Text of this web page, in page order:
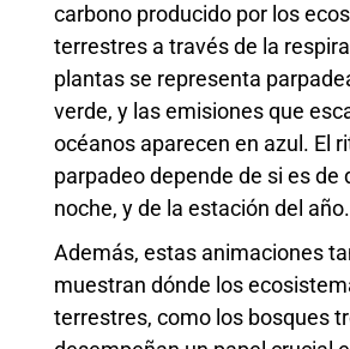
carbono producido por los
terrestres a través de la
plantas se representa
verde, y las emisiones que
océanos aparecen en azul. El
parpadeo depende de si es de
noche, y de la estación del año.
Además, estas animaciones
muestran dónde los
terrestres, como los bosques